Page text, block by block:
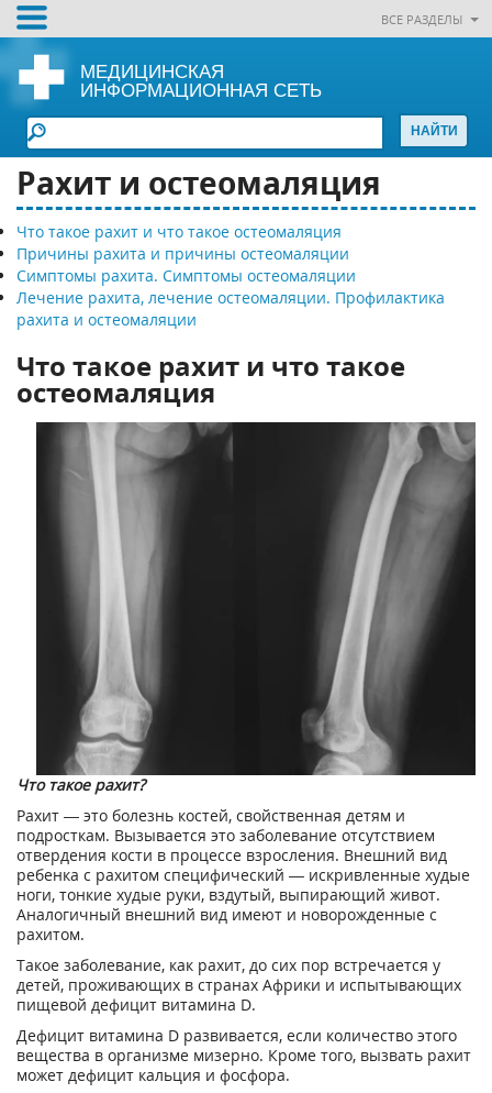
ВСЕ РАЗДЕЛЫ
МЕДИЦИНСКАЯ
ИНФОРМАЦИОННАЯ СЕТЬ
Рахит и остеомаляция
Что такое рахит и что такое остеомаляция
Причины рахита и причины остеомаляции
Симптомы рахита. Симптомы остеомаляции
Лечение рахита, лечение остеомаляции. Профилактика
рахита и остеомаляции
Что такое рахит и что такое
остеомаляция
Что такое рахит?
Рахит — это болезнь костей, свойственная детям и
подросткам. Вызывается это заболевание отсутствием
отвердения кости в процессе взросления. Внешний вид
ребенка с рахитом специфический — искривленные худые
ноги, тонкие худые руки, вздутый, выпирающий живот.
Аналогичный внешний вид имеют и новорожденные с
рахитом.
Такое заболевание, как рахит, до сих пор встречается у
детей, проживающих в странах Африки и испытывающих
пищевой дефицит витамина D.
Дефицит витамина D развивается, если количество этого
вещества в организме мизерно. Кроме того, вызвать рахит
может дефицит кальция и фосфора.